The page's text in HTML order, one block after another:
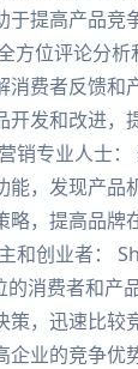
于提高产品竞
方位评论分析
消费者反馈和
开发和改进，
销专业人士
能，发现产品
略，提高品牌
和创业者：
消费者和产
策，迅速比较
企业的竞争优